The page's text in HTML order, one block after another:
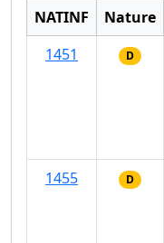
NATINF Nature
1451
D
1455
D